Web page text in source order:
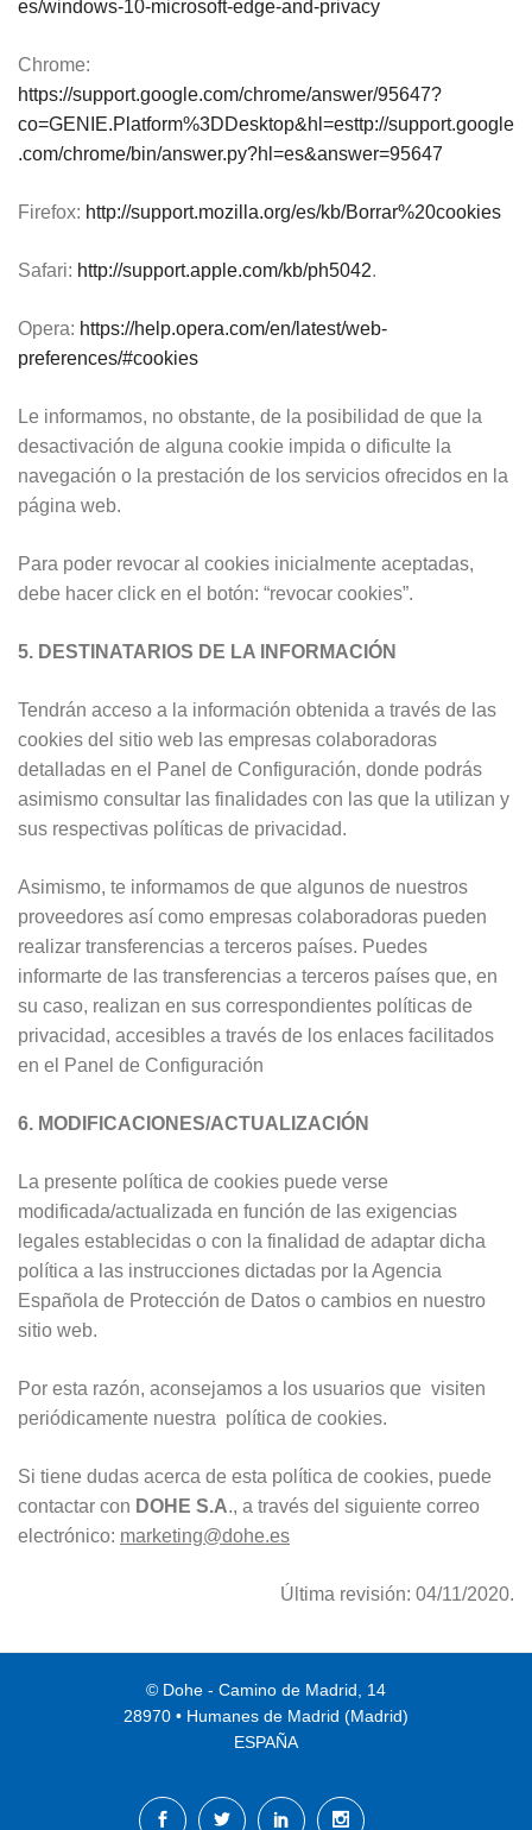
es/windows-10-microsoft-edge-and-privacy
Chrome:
https://support.google.com/chrome/answer/95647?
co=GENIE.Platform%3DDesktop&hl=esttp://support.google
.com/chrome/bin/answer.py?hl=es&answer=95647
Firefox: http://support.mozilla.org/es/kb/Borrar%20cookies
Safari: http://support.apple.com/kb/ph5042.
Opera: https://help.opera.com/en/latest/web-
preferences/#cookies
Le informamos, no obstante, de la posibilidad de que la
desactivación de alguna cookie impida o dificulte la
navegación o la prestación de los servicios ofrecidos en la
página web.
Para poder revocar al cookies inicialmente aceptadas,
debe hacer click en el botón: “revocar cookies”.
5. DESTINATARIOS DE LA INFORMACIÓN
Tendrán acceso a la información obtenida a través de las
cookies del sitio web las empresas colaboradoras
detalladas en el Panel de Configuración, donde podrás
asimismo consultar las finalidades con las que la utilizan y
sus respectivas políticas de privacidad.
Asimismo, te informamos de que algunos de nuestros
proveedores así como empresas colaboradoras pueden
realizar transferencias a terceros países. Puedes
informarte de las transferencias a terceros países que, en
su caso, realizan en sus correspondientes políticas de
privacidad, accesibles a través de los enlaces facilitados
en el Panel de Configuración
6. MODIFICACIONES/ACTUALIZACIÓN
La presente política de cookies puede verse
modificada/actualizada en función de las exigencias
legales establecidas o con la finalidad de adaptar dicha
política a las instrucciones dictadas por la Agencia
Española de Protección de Datos o cambios en nuestro
sitio web.
Por esta razón, aconsejamos a los usuarios que visiten
periódicamente nuestra política de cookies.
Si tiene dudas acerca de esta política de cookies, puede
contactar con DOHE S.A., a través del siguiente correo
electrónico: marketing@dohe.es
Última revisión: 04/11/2020.
© Dohe - Camino de Madrid, 14
28970 • Humanes de Madrid (Madrid)
ESPAÑA